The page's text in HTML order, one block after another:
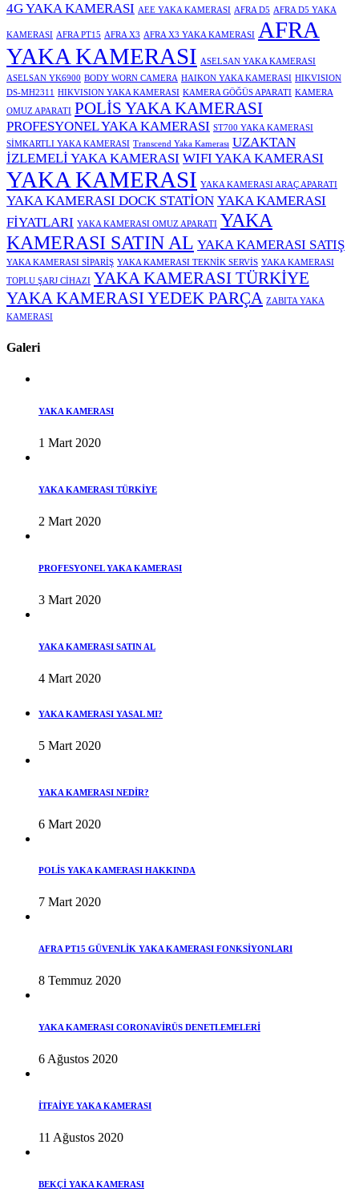
4G YAKA KAMERASI AEE YAKA KAMERASI AFRA D5 AFRA D5 YAKA
KAMERASI AFRA PT15 AFRA X3 AFRA X3 YAKA KAMERASI AFRA
YAKA KAMERASI ASELSAN YAKA KAMERASI
ASELSAN YK6900 BODY WORN CAMERA HAIKON YAKA KAMERASI HIKVISION
DS-MH2311 HIKVISION YAKA KAMERASI KAMERA GÖĞÜS APARATI KAMERA
OMUZ APARATI POLİS YAKA KAMERASI
PROFESYONEL YAKA KAMERASI ST700 YAKA KAMERASI
SİMKARTLI YAKA KAMERASI Transcend Yaka Kamerası UZAKTAN
İZLEMELİ YAKA KAMERASI WIFI YAKA KAMERASI
YAKA KAMERASI YAKA KAMERASI ARAÇ APARATI
YAKA KAMERASI DOCK STATİON YAKA KAMERASI
FİYATLARI YAKA KAMERASI OMUZ APARATI YAKA
KAMERASI SATIN AL YAKA KAMERASI SATIŞ
YAKA KAMERASI SİPARİŞ YAKA KAMERASI TEKNİK SERVİS YAKA KAMERASI
TOPLU ŞARJ CİHAZI YAKA KAMERASI TÜRKİYE
YAKA KAMERASI YEDEK PARÇA ZABITA YAKA
KAMERASI
Galeri
YAKA KAMERASI
1 Mart 2020
YAKA KAMERASI TÜRKİYE
2 Mart 2020
PROFESYONEL YAKA KAMERASI
3 Mart 2020
YAKA KAMERASI SATIN AL
4 Mart 2020
YAKA KAMERASI YASAL MI?
5 Mart 2020
YAKA KAMERASI NEDİR?
6 Mart 2020
POLİS YAKA KAMERASI HAKKINDA
7 Mart 2020
AFRA PT15 GÜVENLİK YAKA KAMERASI FONKSİYONLARI
8 Temmuz 2020
YAKA KAMERASI CORONAVİRÜS DENETLEMELERİ
6 Ağustos 2020
İTFAİYE YAKA KAMERASI
11 Ağustos 2020
BEKÇİ YAKA KAMERASI